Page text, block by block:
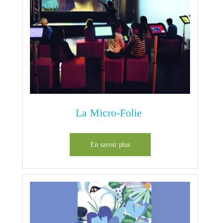
La Micro-Folie